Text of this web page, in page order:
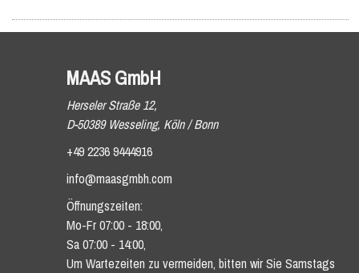
MAAS GmbH
Herseler Straße 12,
D-50389 Wesseling, Köln / Bonn
+49 2236 9444916
info@maasgmbh.com
Öffnungszeiten:
Mo-Fr 07:00 - 18:00,
Sa 07:00 - 14:00,
Um Wartezeiten zu vermeiden, bitten wir Sie Samstags